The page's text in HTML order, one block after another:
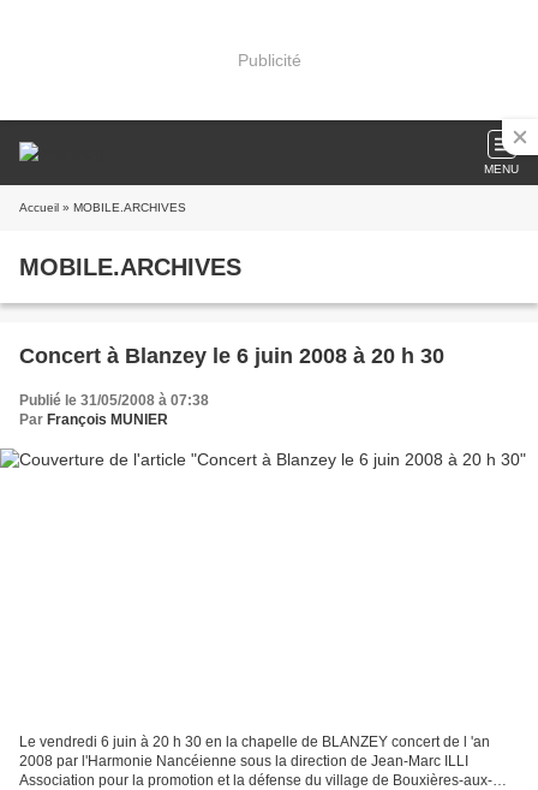
Publicité
MENU
Accueil » MOBILE.ARCHIVES
MOBILE.ARCHIVES
Concert à Blanzey le 6 juin 2008 à 20 h 30
Publié le 31/05/2008 à 07:38
Par François MUNIER
Le vendredi 6 juin à 20 h 30 en la chapelle de BLANZEY concert de l 'an
2008 par l'Harmonie Nancéienne sous la direction de Jean-Marc ILLI
Association pour la promotion et la défense du village de Bouxières-aux-